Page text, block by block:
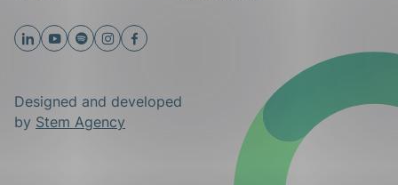
Designed and developed
by Stem Agency